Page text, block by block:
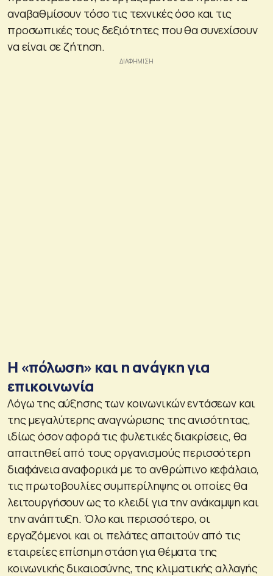
αναβαθμίσουν τόσο τις τεχνικές όσο και τις
προσωπικές τους δεξιότητες που θα συνεχίσουν
να είναι σε ζήτηση.
Η «πόλωση» και η ανάγκη για
επικοινωνία
Λόγω της αύξησης των κοινωνικών εντάσεων και
της μεγαλύτερης αναγνώρισης της ανισότητας,
ιδίως όσον αφορά τις φυλετικές διακρίσεις, θα
απαιτηθεί από τους οργανισμούς περισσότερη
διαφάνεια αναφορικά με το ανθρώπινο κεφάλαιο,
τις πρωτοβουλίες συμπερίληψης οι οποίες θα
λειτουργήσουν ως το κλειδί για την ανάκαμψη και
την ανάπτυξη. Όλο και περισσότερο, οι
εργαζόμενοι και οι πελάτες απαιτούν από τις
εταιρείες επίσημη στάση για θέματα της
κοινωνικής δικαιοσύνης, της κλιματικής αλλαγής